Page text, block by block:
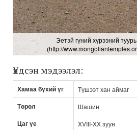
Эетэй гүний хүрээний
(http://
Үндсэн мэдээлэл:
Хамаа бүхий үг Түшээт хан аймаг
Төрөл Шашин
Цаг үе XVIII-XX зуун